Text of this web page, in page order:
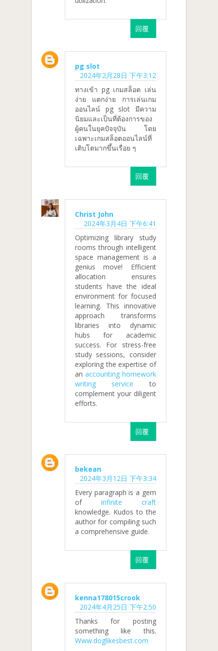
回覆
pg slot
2024年2月28日 下午3:12
ทางเข้า pg เกมสล็อต เล่น
ง่าย แตกง่าย การเล่นเกม
ออนไลน์ pg slot มีความ
นิยมและเป็นที่ต้องการของ
ผู้คนในยุคปัจจุบัน โดย
เฉพาะเกมสล็อตออนไลน์ที่
เติบโตมากขึ้นเรื่อย ๆ
回覆
Christ John
2024年3月4日 下午6:41
Optimizing library study
rooms through intelligent
space management is a
genius move! Efficient
allocation ensures
students have the ideal
environment for focused
learning. This innovative
approach transforms
libraries into dynamic
hubs for academic
success. For stress-free
study sessions, consider
exploring the expertise of
an accounting homework
writing service to
complement your diligent
efforts.
回覆
bekean
2024年3月12日 下午3:34
Every paragraph is a gem
of infinite craft
knowledge. Kudos to the
author for compiling such
a comprehensive guide.
回覆
kenna178015crook
2024年4月25日 下午2:50
Thanks for posting
something like this.
Www.doglikesbest.com